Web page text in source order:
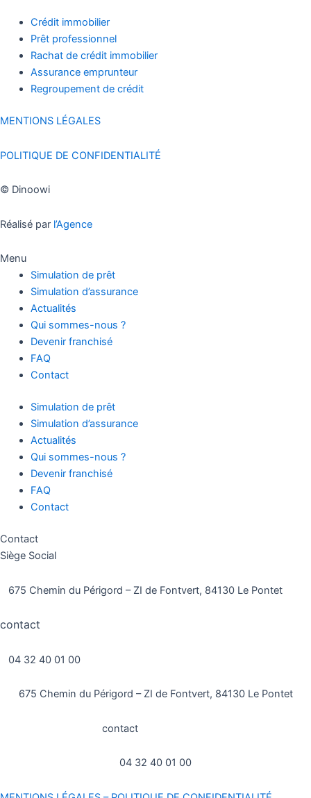
Crédit immobilier
Prêt professionnel
Rachat de crédit immobilier
Assurance emprunteur
Regroupement de crédit
MENTIONS LÉGALES
POLITIQUE DE CONFIDENTIALITÉ
© Dinoowi
Réalisé par l’Agence
Menu
Simulation de prêt
Simulation d’assurance
Actualités
Qui sommes-nous ?
Devenir franchisé
FAQ
Contact
Simulation de prêt
Simulation d’assurance
Actualités
Qui sommes-nous ?
Devenir franchisé
FAQ
Contact
Contact
Siège Social
675 Chemin du Périgord – ZI de Fontvert, 84130 Le Pontet
contact
04 32 40 01 00
675 Chemin du Périgord – ZI de Fontvert, 84130 Le Pontet
contact
04 32 40 01 00